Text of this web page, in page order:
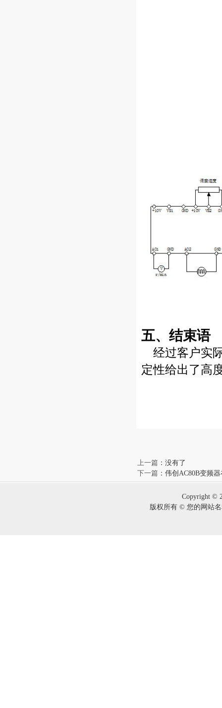
五、结束语
经过客户实
定性给出了高
上一篇 ：没有了
下一篇 ： 伟创AC80B变频
Copyright ©
版权所有 © 您的网站